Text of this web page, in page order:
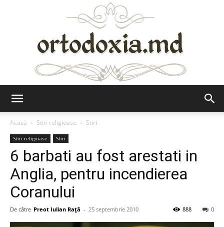
Acasă
Stiri religioase Stiri
Stiri religioase Stiri
6 barbati au fost arestati in
Anglia, pentru incendierea
Coranului
De către Preot Iulian Raţă - 25 septembrie 2010 0
888